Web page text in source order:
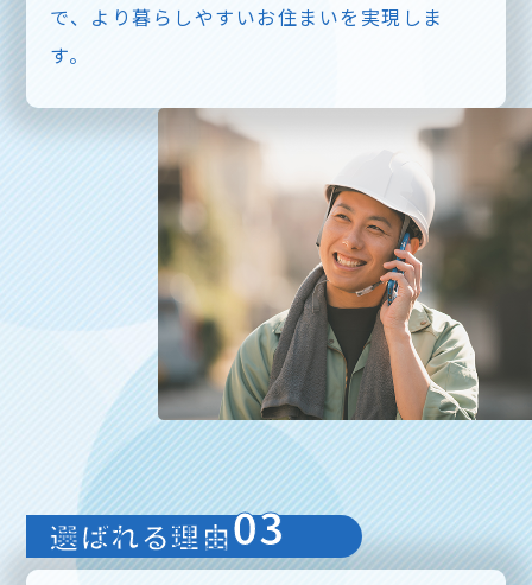
で、より暮らしやすいお住まいを実現しま
す。
選ばれる理由03